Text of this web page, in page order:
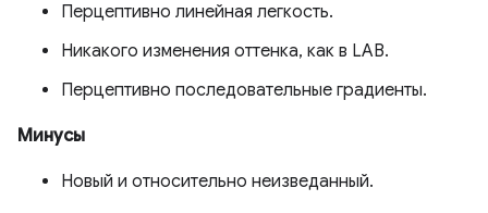
Перцептивно линейная легкость.
Никакого изменения оттенка, как в LAB.
Перцептивно последовательные градиенты.
Минусы
Новый и относительно неизведанный.